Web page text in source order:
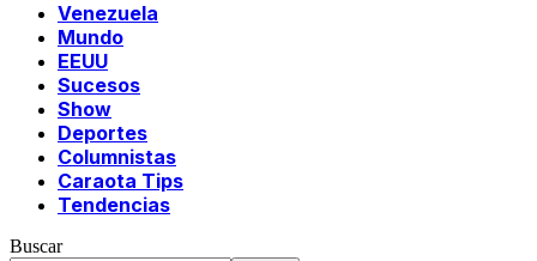
Venezuela
Mundo
EEUU
Sucesos
Show
Deportes
Columnistas
Caraota Tips
Tendencias
Buscar